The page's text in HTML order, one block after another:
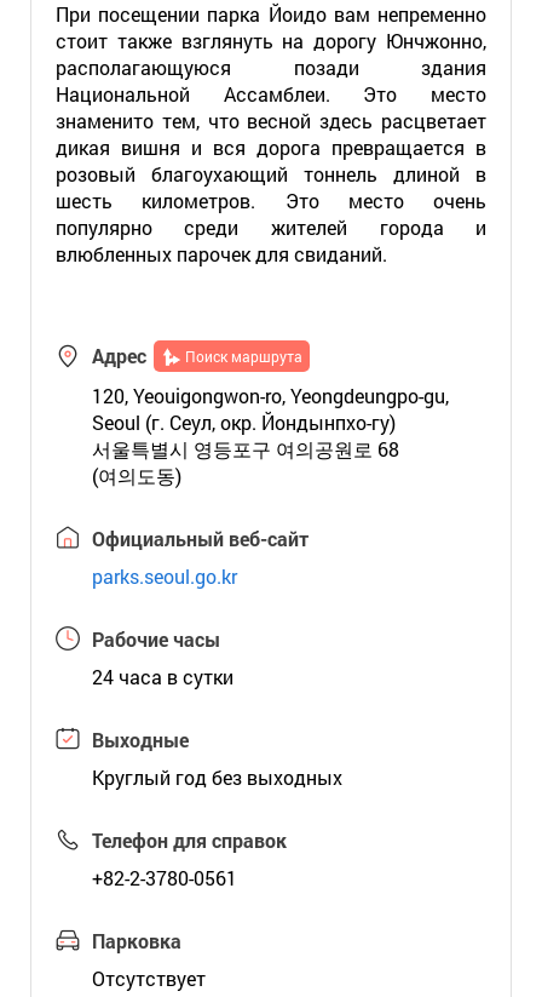
При посещении парка Йоидо вам непременно
стоит также взглянуть на дорогу Юнчжонно,
располагающуюся позади здания
Национальной Ассамблеи. Это место
знаменито тем, что весной здесь расцветает
дикая вишня и вся дорога превращается в
розовый благоухающий тоннель длиной в
шесть километров. Это место очень
популярно среди жителей города и
влюбленных парочек для свиданий.
Адрес Поиск маршрута
120, Yeouigongwon-ro, Yeongdeungpo-gu,
Seoul (г. Сеул, окр. Йондынпхо-гу)
서울특별시 영등포구 여의공원로 68
(여의도동)
Официальный веб-сайт
parks.seoul.go.kr
Рабочие часы
24 часа в сутки
Выходные
Круглый год без выходных
Телефон для справок
+82-2-3780-0561
Парковка
Отсутствует